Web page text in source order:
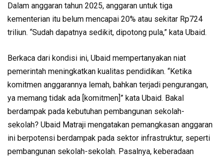
Dalam anggaran tahun 2025, anggaran untuk tiga
kementerian itu belum mencapai 20% atau sekitar Rp724
triliun. “Sudah dapatnya sedikit, dipotong pula,” kata Ubaid.
Berkaca dari kondisi ini, Ubaid mempertanyakan niat
pemerintah meningkatkan kualitas pendidikan. “Ketika
komitmen anggarannya lemah, bahkan terjadi pengurangan,
ya memang tidak ada [komitmen]” kata Ubaid. Bakal
berdampak pada kebutuhan pembangunan sekolah-
sekolah? Ubaid Matraji mengatakan pemangkasan anggaran
ini berpotensi berdampak pada sektor infrastruktur, seperti
pembangunan sekolah-sekolah. Pasalnya, keberadaan